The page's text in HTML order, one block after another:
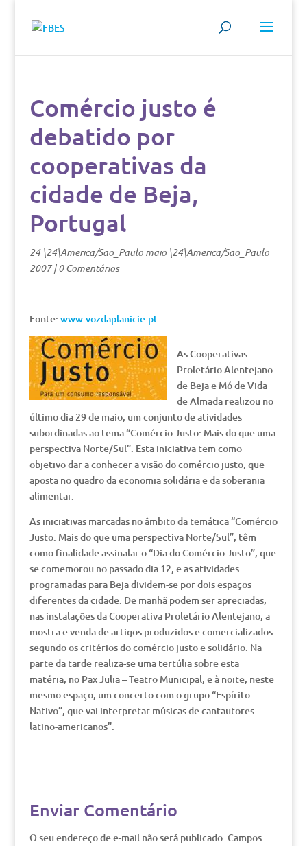
Comércio justo é
debatido por
cooperativas da
cidade de Beja,
Portugal
24 \24\America/Sao_Paulo maio \24\America/Sao_Paulo
2007|0 Comentários
Fonte: www.vozdaplanicie.pt
As Cooperativas
Proletário Alentejano
de Beja e Mó de Vida
de Almada realizou no
último dia 29 de maio, um conjunto de atividades
subordinadas ao tema “Comércio Justo: Mais do que uma
perspectiva Norte/Sul”. Esta iniciativa tem como
objetivo dar a conhecer a visão do comércio justo, que
aposta no quadro da economia solidária e da soberania
alimentar.
As iniciativas marcadas no âmbito da temática “Comércio
Justo: Mais do que uma perspectiva Norte/Sul”, têm
como finalidade assinalar o “Dia do Comércio Justo”, que
se comemorou no passado dia 12, e as atividades
programadas para Beja dividem-se por dois espaços
diferentes da cidade. De manhã podem ser apreciadas,
nas instalações da Cooperativa Proletário Alentejano, a
mostra e venda de artigos produzidos e comercializados
segundo os critérios do comércio justo e solidário. Na
parte da tarde realiza-se uma tertúlia sobre esta
matéria, no Pax Julia – Teatro Municipal, e à noite, neste
mesmo espaço, um concerto com o grupo “Espírito
Nativo”, que vai interpretar músicas de cantautores
latino-americanos”.
Enviar Comentário
O seu endereço de e-mail não será publicado. Campos